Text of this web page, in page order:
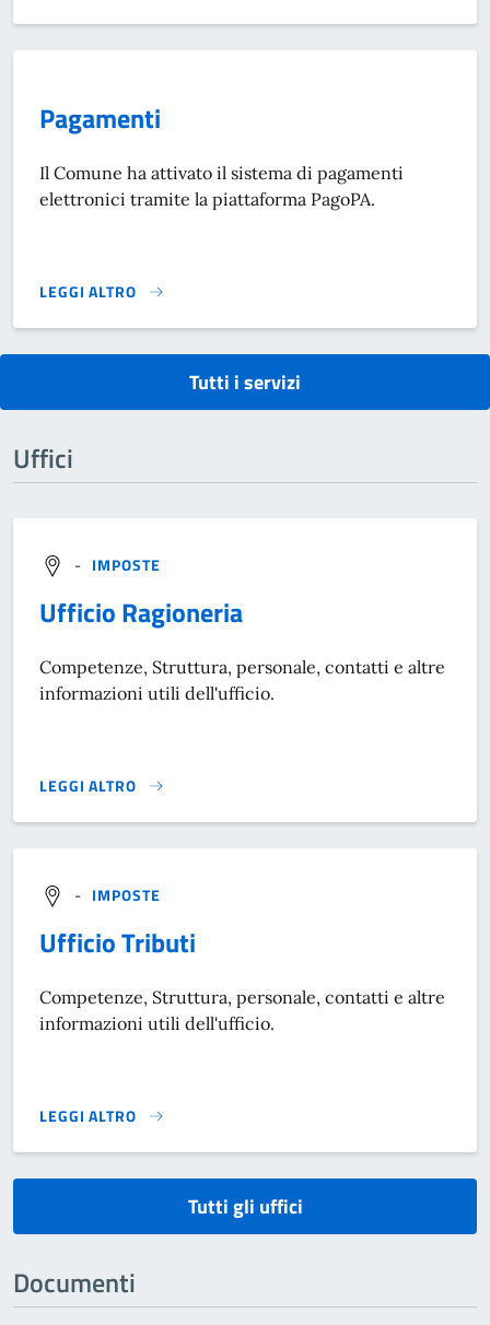
Pagamenti
Il Comune ha attivato il sistema di pagamenti
elettronici tramite la piattaforma PagoPA.
LEGGI ALTRO
PAGAMENTI}
Tutti i servizi
Uffici
- IMPOSTE
Ufficio Ragioneria
Competenze, Struttura, personale, contatti e altre
informazioni utili dell'ufficio.
LEGGI ALTRO
}
- IMPOSTE
Ufficio Tributi
Competenze, Struttura, personale, contatti e altre
informazioni utili dell'ufficio.
LEGGI ALTRO
}
Tutti gli uffici
Documenti